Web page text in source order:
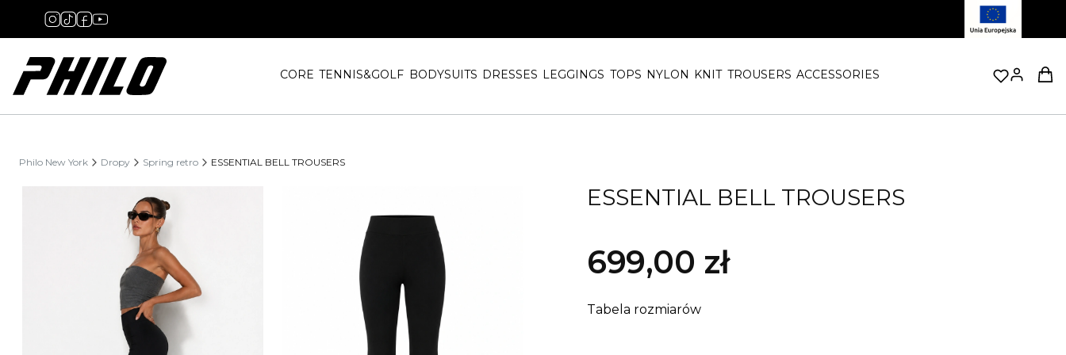
CORE TENNIS&GOLF BODYSUITS DRESSES LEGGINGS TOPS NYLON KNIT TROUSERS ACCESSORIES
Philo New York Dropy Spring retro ESSENTIAL BELL TROUSERS
ESSENTIAL BELL TROUSERS
Cena
699,00 zł
Tabela rozmiarów